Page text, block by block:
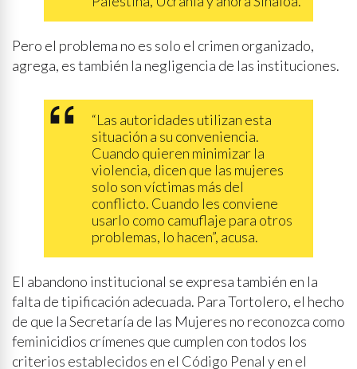
Pero el problema no es solo el crimen organizado,
agrega, es también la negligencia de las instituciones.
“Las autoridades utilizan esta
situación a su conveniencia.
Cuando quieren minimizar la
violencia, dicen que las mujeres
solo son víctimas más del
conflicto. Cuando les conviene
usarlo como camuflaje para otros
problemas, lo hacen”, acusa.
El abandono institucional se expresa también en la
falta de tipificación adecuada. Para Tortolero, el hecho
de que la Secretaría de las Mujeres no reconozca como
feminicidios crímenes que cumplen con todos los
criterios establecidos en el Código Penal y en el